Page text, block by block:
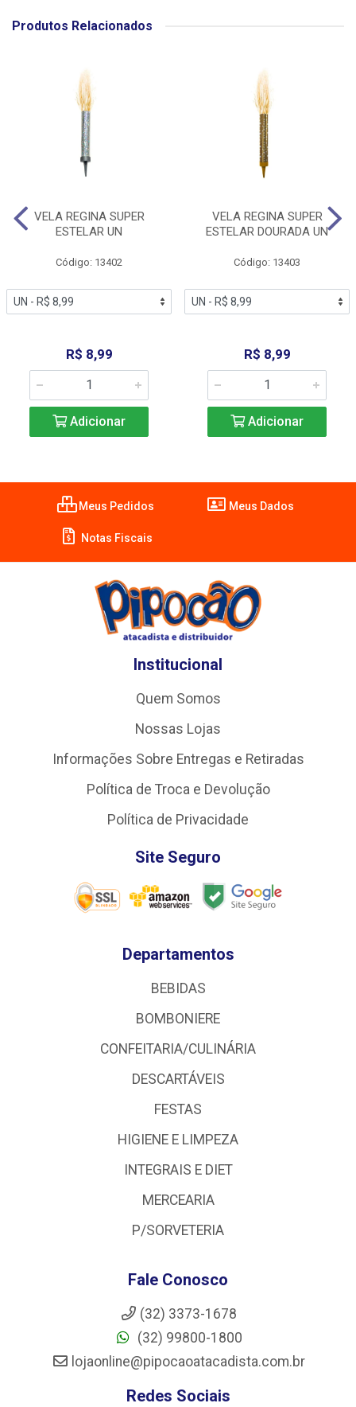
Produtos Relacionados
VELA REGINA SUPER
ESTELAR UN
Código: 13402
R$ 8,99
Adicionar
VELA REGINA SUPER
ESTELAR DOURADA UN
Código: 13403
R$ 8,99
Adicionar
Meus Pedidos Meus Dados
Notas Fiscais
Institucional
Quem Somos
Nossas Lojas
Informações Sobre Entregas e Retiradas
Política de Troca e Devolução
Política de Privacidade
Site Seguro
Departamentos
BEBIDAS
BOMBONIERE
CONFEITARIA/CULINÁRIA
DESCARTÁVEIS
FESTAS
HIGIENE E LIMPEZA
INTEGRAIS E DIET
MERCEARIA
P/SORVETERIA
Fale Conosco
(32) 3373-1678
(32) 99800-1800
lojaonline@pipocaoatacadista.com.br
Redes Sociais